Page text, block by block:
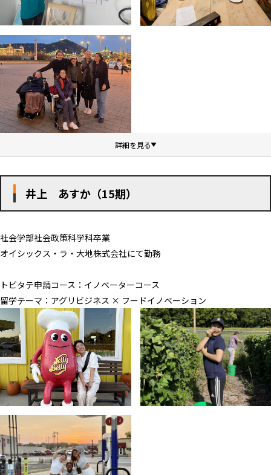
井上 あすか（15期）
社会学部社会政策科学科卒業
オイシックス・ラ・大地株式会社にて勤務
トビタテ申請コース：イノベーターコース
留学テーマ：アグリビジネス × フードイノベーション